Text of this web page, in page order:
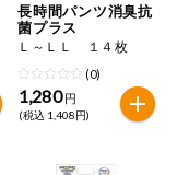
長時間パンツ消臭抗
菌プラス
Ｌ～ＬＬ １４枚
(0)
1,280 円
(税込 1,408円)